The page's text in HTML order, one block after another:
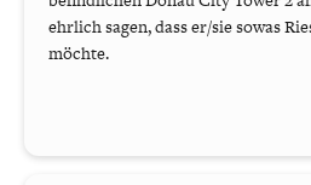
ehrlich sagen, dass er/sie sowas
möchte.